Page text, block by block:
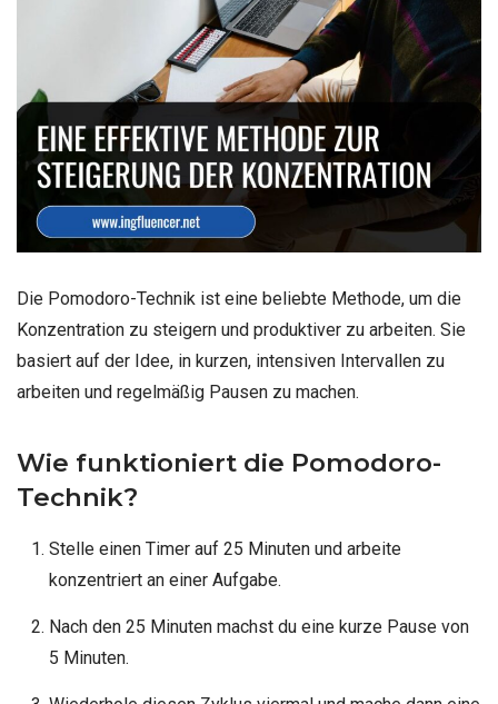
Die Pomodoro-Technik ist eine beliebte Methode, um die
Konzentration zu steigern und produktiver zu arbeiten. Sie
basiert auf der Idee, in kurzen, intensiven Intervallen zu
arbeiten und regelmäßig Pausen zu machen.
Wie funktioniert die Pomodoro-
Technik?
Stelle einen Timer auf 25 Minuten und arbeite
konzentriert an einer Aufgabe.
Nach den 25 Minuten machst du eine kurze Pause von
5 Minuten.